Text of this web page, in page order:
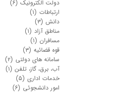
دولت الکترونیک (۶)
ارتباطات (۱)
دانش (۳)
مناطق آزاد (۱)
مسافران (۱)
قوه قضائیه (۳)
سامانه های دولتی (۲)
آب، برق، گاز، تلفن (۱)
خدمات اداری (۵)
امور دانشجوئی (۶)